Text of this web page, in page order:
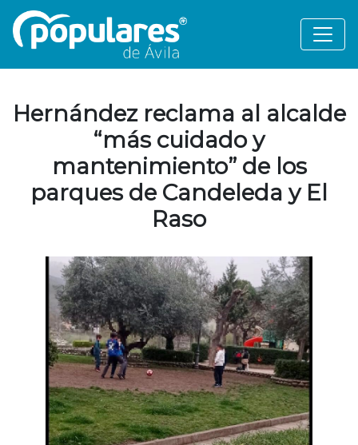
Hernández reclama al alcalde
“más cuidado y
mantenimiento” de los
parques de Candeleda y El
Raso